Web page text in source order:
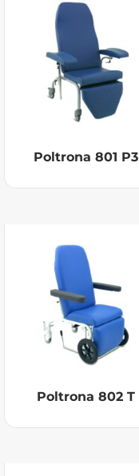
Poltrona 801 P3
Poltrona 802 T